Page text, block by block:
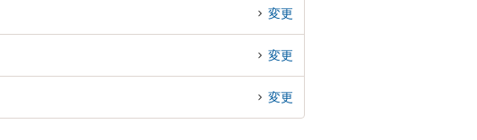
士に相談予約したい』などでお困りの相談者さんにおすす
変更
変更
変更